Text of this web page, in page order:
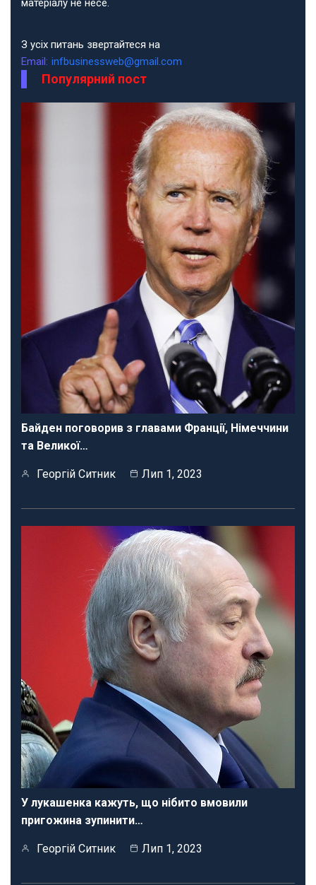
матеріалу не несе.
З усіх питань звертайтеся на
Email: infbusinessweb@gmail.com
Популярний пост
Байден поговорив з главами Франції, Німеччини
та Великої…
Георгій Ситник Лип 1, 2023
У лукашенка кажуть, що нібито вмовили
пригожина зупинити…
Георгій Ситник Лип 1, 2023